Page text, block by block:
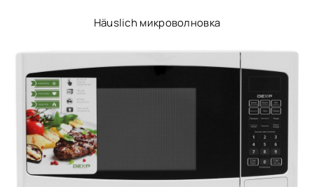
Häuslich микроволновка